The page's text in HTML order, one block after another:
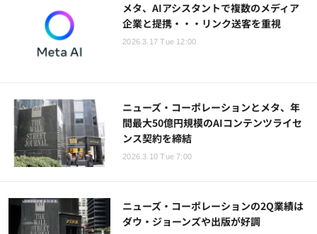
メタ、AIアシスタントで複数のメディア
企業と提携・・・リンク送客を重視
2026.3.17 Tue 12:00
ニューズ・コーポレーションとメタ、年
間最大50億円規模のAIコンテンツライセ
ンス契約を締結
2026.3.10 Tue 7:00
ニューズ・コーポレーションの2Q業績は
ダウ・ジョーンズや出版が好調